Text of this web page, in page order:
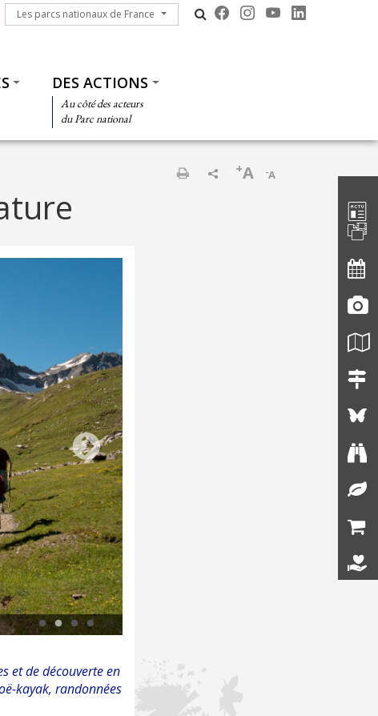
Les parcs nationaux de France
Les parcs nationaux de France
DES ACTIONS
Au côté des acteurs
du Parc national
-A
+A
et de découverte en
kayak, randonnées